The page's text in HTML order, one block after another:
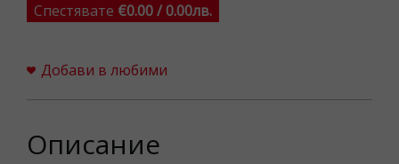
Спестявате €0.00 / 0.00лв.
Добави в любими
Описание